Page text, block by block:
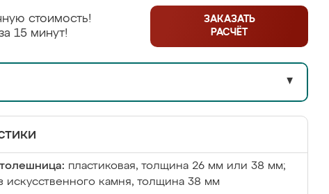
стоимость!
15 минут!
ЗАКАЗАТЬ
РАСЧЁТ
▼
пластиковая, толщина 26 мм или 38 мм;
искусственного камня, толщина 38 мм